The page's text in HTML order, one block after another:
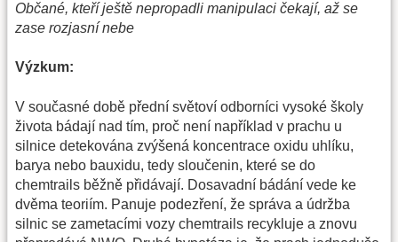
Občané, kteří ještě nepropadli manipulaci čekají, až se
zase rozjasní nebe
Výzkum:
V současné době přední světoví odborníci vysoké školy
života bádají nad tím, proč není například v prachu u
silnice detekována zvýšená koncentrace oxidu uhlíku,
barya nebo bauxidu, tedy sloučenin, které se do
chemtrails běžně přidávají. Dosavadní bádání vede ke
dvěma teoriím. Panuje podezření, že správa a údržba
silnic se zametacími vozy chemtrails recykluje a znovu